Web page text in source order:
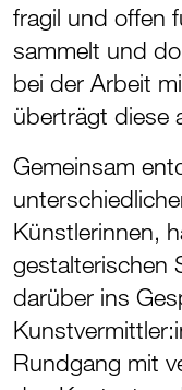
fragil und offen
sammelt und
bei der Arbeit
überträgt diese
Gemeinsam
Künstlerinnen,
gestalterischen
darüber ins
Rundgang mit